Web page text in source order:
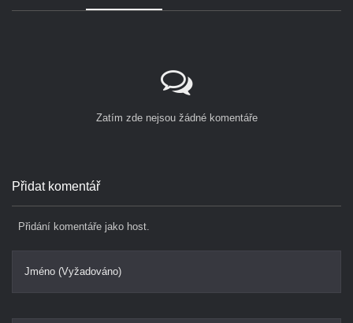
Zatím zde nejsou žádné komentáře
Přidat komentář
Přidání komentáře jako host.
Jméno (Vyžadováno)